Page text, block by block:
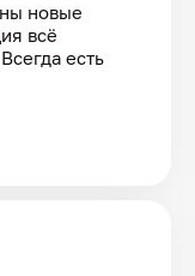
новые
всё
есть